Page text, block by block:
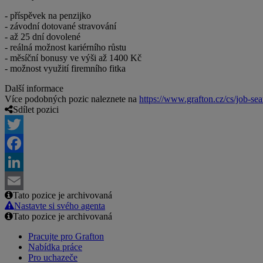
- příspěvek na penzijko
- závodní dotované stravování
- až 25 dní dovolené
- reálná možnost kariérního růstu
- měsíční bonusy ve výši až 1400 Kč
- možnost využití firemního fitka
Další informace
Více podobných pozic naleznete na https://www.grafton.cz/cs/job-
Sdílet pozici
Twitter
Facebook
LinkedIn
Email
Tato pozice je archivovaná
Nastavte si svého agenta
Tato pozice je archivovaná
Pracujte pro Grafton
Nabídka práce
Pro uchazeče